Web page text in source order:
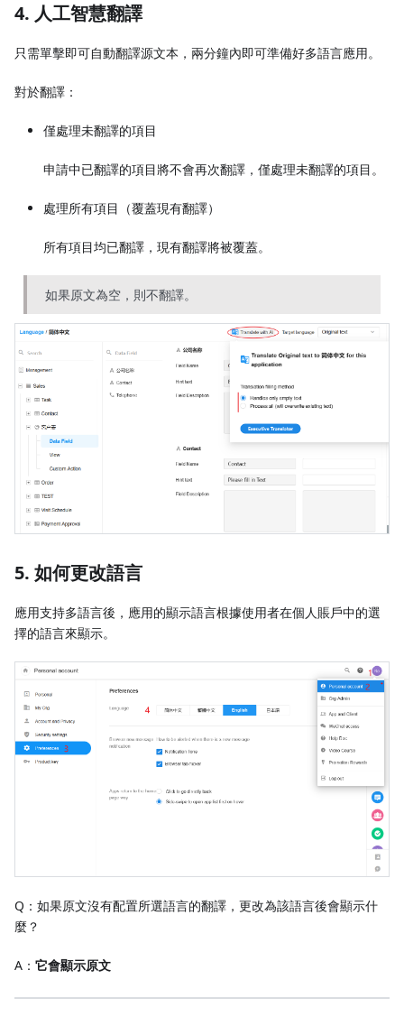
4. 人工智慧翻譯
只需單擊即可自動翻譯源文本，兩分鐘內即可準備好多語言應用。
對於翻譯：
僅處理未翻譯的項目
申請中已翻譯的項目將不會再次翻譯，僅處理未翻譯的項目。
處理所有項目（覆蓋現有翻譯）
所有項目均已翻譯，現有翻譯將被覆蓋。
如果原文為空，則不翻譯。
5. 如何更改語言
應用支持多語言後，應用的顯示語言根據使用者在個人賬戶中的選
擇的語言來顯示。
Q：如果原文沒有配置所選語言的翻譯，更改為該語言後會顯示什
麼？
A： 它會顯示原文